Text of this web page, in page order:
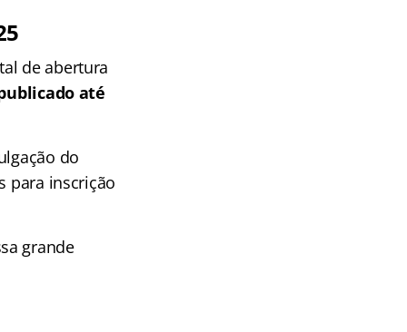
de abertura
até
do
para inscrição
grande